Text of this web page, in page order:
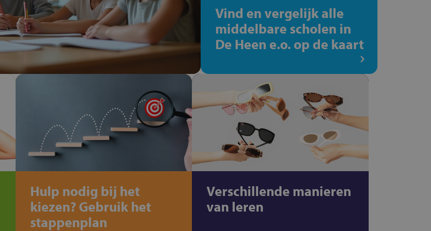
Vind en vergelijk alle
middelbare scholen in
De Heen e.o. op de kaart
Hulp nodig bij het
kiezen? Gebruik het
stappenplan
Verschillende manieren
van leren